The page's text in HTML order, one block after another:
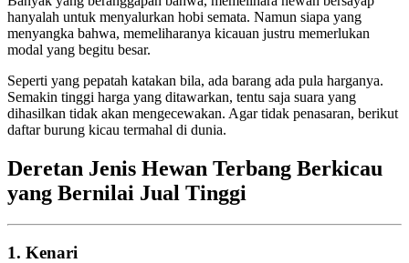
hanyalah untuk menyalurkan hobi semata. Namun siapa yang
menyangka bahwa, memeliharanya kicauan justru memerlukan
modal yang begitu besar.
Seperti yang pepatah katakan bila, ada barang ada pula harganya.
Semakin tinggi harga yang ditawarkan, tentu saja suara yang
dihasilkan tidak akan mengecewakan. Agar tidak penasaran, berikut
daftar burung kicau termahal di dunia.
Deretan Jenis Hewan Terbang Berkicau
yang Bernilai Jual Tinggi
1. Kenari